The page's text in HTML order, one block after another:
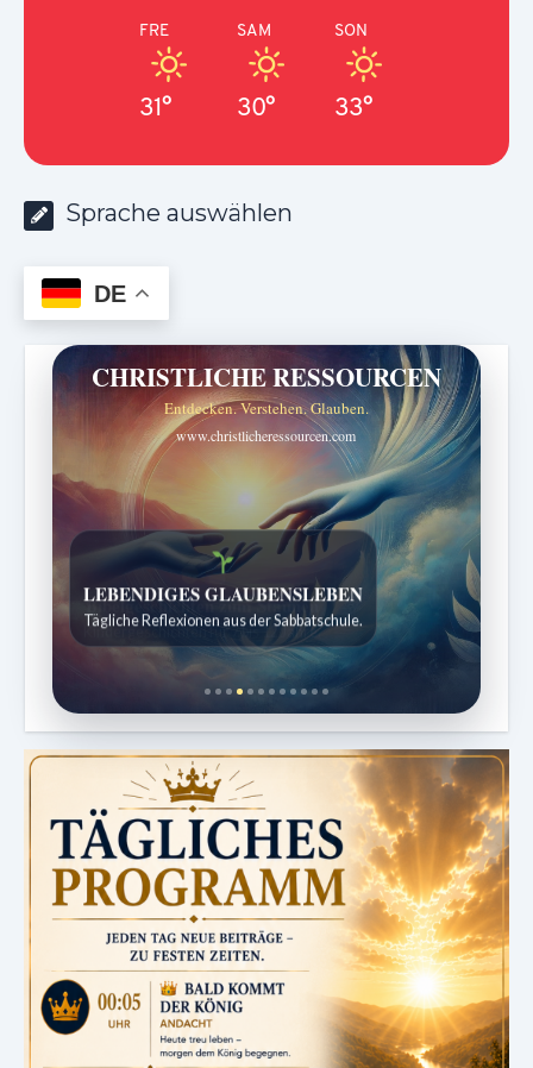
FRE
31°
SAM
30°
SON
33°
Sprache auswählen
DE
CHRISTLICHE RESSOURCEN
Entdecken. Verstehen. Glauben.
www.christlicheressourcen.com
Bibelgeschichten zum Staunen
Kindergeschichten für 7 bis 12 Jahre.